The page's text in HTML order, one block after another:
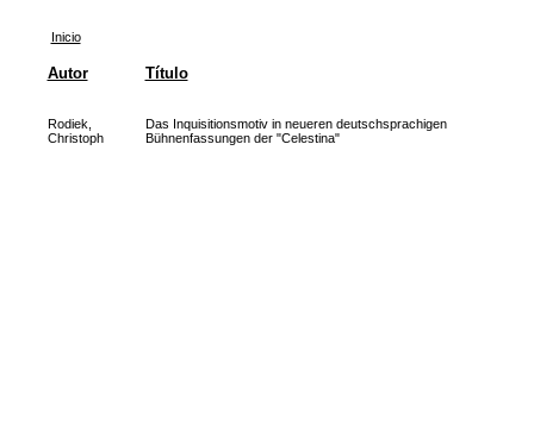
Inicio
Autor Título
Rodiek,
Christoph
Das Inquisitionsmotiv in neueren deutschsprachigen
Bühnenfassungen der "Celestina"